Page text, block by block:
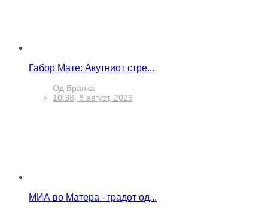
Габор Мате: Акутниот стре...
Од Бранка
10:38, 8 август, 2026
МИА во Матера - градот од...